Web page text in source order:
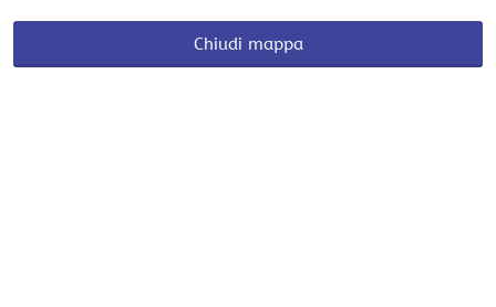
Chiudi mappa